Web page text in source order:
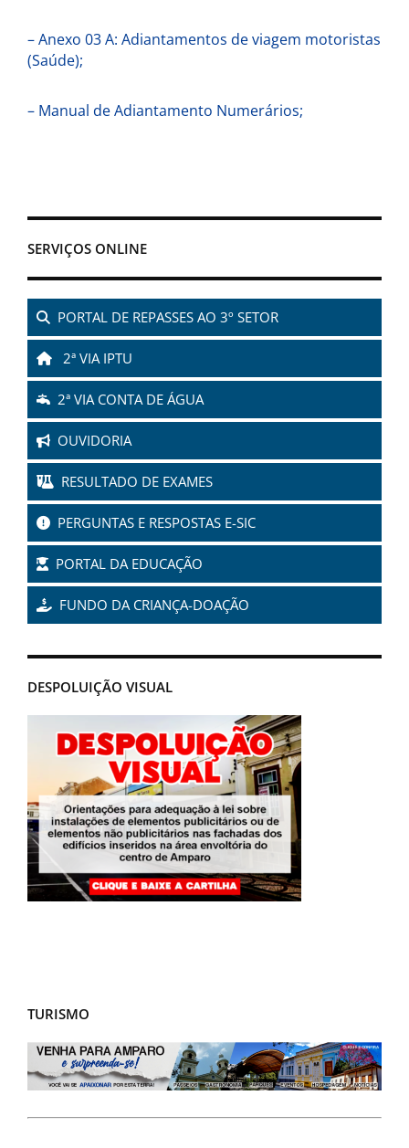
SERVIÇOS ONLINE
PORTAL DE REPASSES AO 3º SETOR
2ª VIA IPTU
2ª VIA CONTA DE ÁGUA
OUVIDORIA
RESULTADO DE EXAMES
PERGUNTAS E RESPOSTAS E-SIC
PORTAL DA EDUCAÇÃO
FUNDO DA CRIANÇA-DOAÇÃO
DESPOLUIÇÃO VISUAL
– Anexo 03 A: Adiantamentos de viagem motoristas
(Saúde);
– Manual de Adiantamento Numerários;
TURISMO